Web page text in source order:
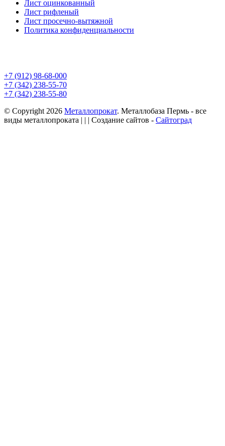
Лист оцинкованный
Лист рифленый
Лист просечно-вытяжной
Политика конфиденциальности
+7 (912) 98-68-000
+7 (342) 238-55-70
+7 (342) 238-55-80
© Copyright 2026 Металлопрокат. Металлобаза Пермь - все
виды металлопроката | | | Создание сайтов - Сайтоград